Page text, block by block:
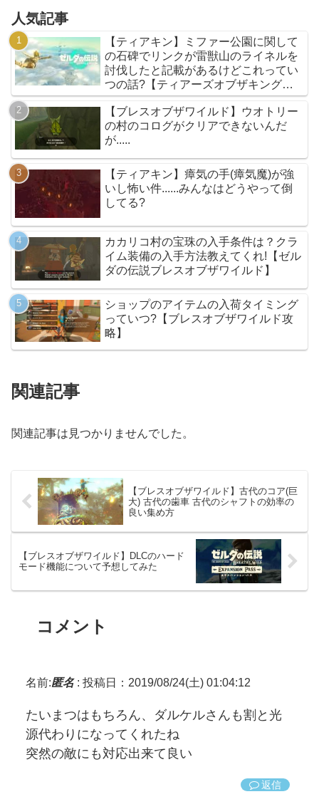
人気記事
【ティアキン】ミファー公園に関して
の石碑でリンクが雷獣山のライネルを
討伐したと記載があるけどこれってい
つの話?【ティアーズオブザキングダ
ム】
【ブレスオブザワイルド】ウオトリー
の村のコログがクリアできないんだ
が.....
【ティアキン】瘴気の手(瘴気魔)が強
いし怖い件......みんなはどうやって倒
してる?
カカリコ村の宝珠の入手条件は？クラ
イム装備の入手方法教えてくれ!【ゼル
ダの伝説ブレスオブザワイルド】
ショップのアイテムの入荷タイミング
っていつ?【ブレスオブザワイルド攻
略】
関連記事
関連記事は見つかりませんでした。
【ブレスオブザワイルド】古代のコア(巨
大) 古代の歯車 古代のシャフトの効率の
良い集め方
【ブレスオブザワイルド】DLCのハード
モード機能について予想してみた
コメント
名前:匿名: 投稿日：2019/08/24(土) 01:04:12
たいまつはもちろん、ダルケルさんも割と光
源代わりになってくれたね
突然の敵にも対応出来て良い
返信